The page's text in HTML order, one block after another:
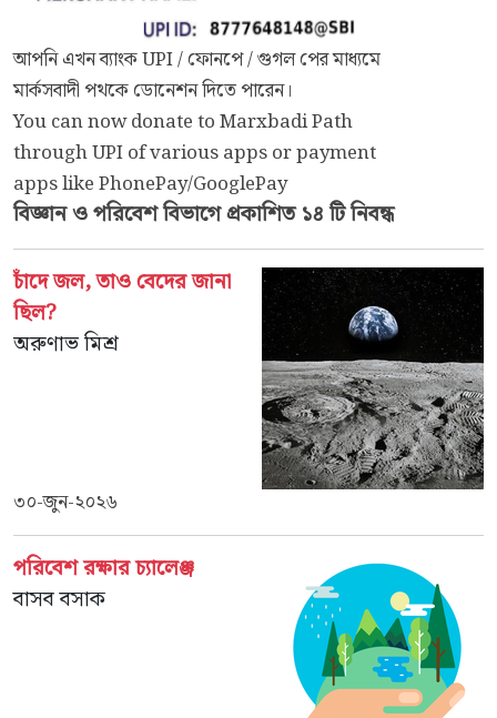
আপনি এখন ব্যাংক UPI / ফোনপে / গুগল পের মাধ্যমে
মার্কসবাদী পথকে ডোনেশন দিতে পারেন।
You can now donate to Marxbadi Path
through UPI of various apps or payment
apps like PhonePay/GooglePay
⁠বিজ্ঞান ও পরিবেশবিভাগে প্রকাশিত ১৪ টি নিবন্ধ
চাঁদে জল, তাও বেদের জানা
ছিল?
অরুণাভ মিশ্র
৩০-জুন-২০২৬
পরিবেশ রক্ষার চ্যালেঞ্জ
বাসব বসাক